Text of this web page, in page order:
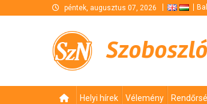
péntek, augusztus 07, 2026
Helyi hírek Vélemény